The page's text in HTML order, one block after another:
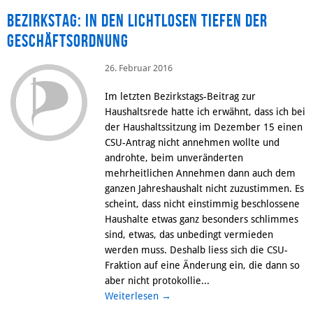
Facebook
Bezirkstag: In den lichtlosen Tiefen der
Geschäftsordnung
26. Februar 2016
Im letzten Bezirkstags-Beitrag zur
Haushaltsrede hatte ich erwähnt, dass ich bei
der Haushaltssitzung im Dezember 15 einen
CSU-Antrag nicht annehmen wollte und
androhte, beim unveränderten
mehrheitlichen Annehmen dann auch dem
ganzen Jahreshaushalt nicht zuzustimmen. Es
scheint, dass nicht einstimmig beschlossene
Haushalte etwas ganz besonders schlimmes
sind, etwas, das unbedingt vermieden
werden muss. Deshalb liess sich die CSU-
Fraktion auf eine Änderung ein, die dann so
aber nicht protokollie...
Weiterlesen →